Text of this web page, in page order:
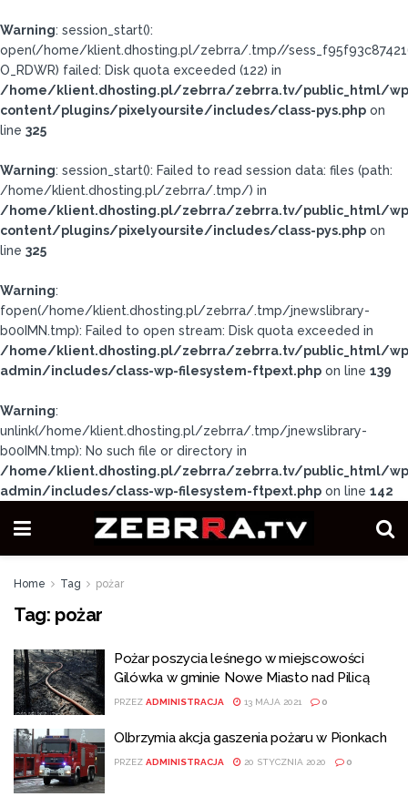
Warning: session_start():
open(/home/klient.dhosting.pl/zebrra/.tmp//
O_RDWR) failed: Disk quota exceeded (122) in
/home/klient.dhosting.pl/zebrra/zebrra.tv/public_html/
content/plugins/pixelyoursite/includes/class-pys.php on
line 325
Warning: session_start(): Failed to read session data: files (path:
/home/klient.dhosting.pl/zebrra/.tmp/) in
/home/klient.dhosting.pl/zebrra/zebrra.tv/public_html/
content/plugins/pixelyoursite/includes/class-pys.php on
line 325
Warning:
fopen(/home/klient.dhosting.pl/zebrra/.tmp/jnewslibrary-
b00IMN.tmp): Failed to open stream: Disk quota exceeded in
/home/klient.dhosting.pl/zebrra/zebrra.tv/public_html/
admin/includes/class-wp-filesystem-ftpext.php on line 139
Warning:
unlink(/home/klient.dhosting.pl/zebrra/.tmp/jnewslibrary-
b00IMN.tmp): No such file or directory in
/home/klient.dhosting.pl/zebrra/zebrra.tv/public_html/
admin/includes/class-wp-filesystem-ftpext.php on line 142
Home Tag pożar
Tag: pożar
Pożar poszycia leśnego w miejscowości
Gilówka w gminie Nowe Miasto nad Pilicą
PRZEZ ADMINISTRACJA 13 MAJA 2021 0
Olbrzymia akcja gaszenia pożaru w Pionkach
PRZEZ ADMINISTRACJA 20 STYCZNIA 2020 0